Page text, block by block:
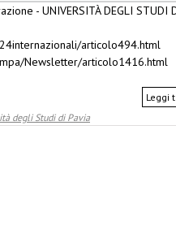
- UNIVERSITÀ DEGLI STUDI
articolo494.html
Newsletter/articolo1416.html
Leggi
degli Studi di Pavia